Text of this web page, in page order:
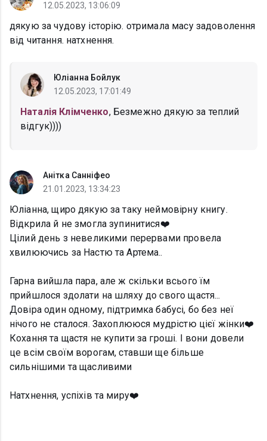
12.05.2023, 13:06:09
дякую за чудову історію. отримала масу задоволення
від читання. натхнення.
Юліанна Бойлук
12.05.2023, 17:01:49
Наталія Клімченко, Безмежно дякую за теплий
відгук))))
Анітка Санніфео
21.01.2023, 13:34:23
Юліанна, щиро дякую за таку неймовірну книгу.
Відкрила й не змогла зупинитися❤️
Цілий день з невеликими перервами провела
хвилюючись за Настю та Артема..
Гарна вийшла пара, але ж скільки всього їм
прийшлося здолати на шляху до свого щастя...
Довіра один одному, підтримка бабусі, бо без неї
нічого не сталося. Захоплююся мудрістю цієї жінки❤️
Кохання та щастя не купити за гроші. І вони довели
це всім своїм ворогам, ставши ще більше
сильнішими та щасливими
Натхнення, успіхів та миру❤️